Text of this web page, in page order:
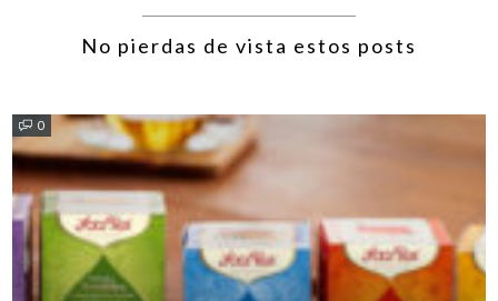
No pierdas de vista estos posts
0